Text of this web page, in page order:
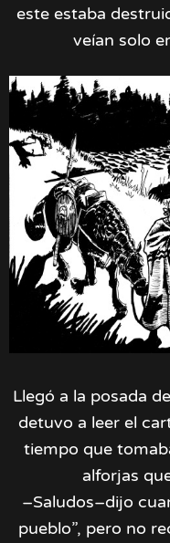
este estaba
veían solo
Llegó a la posada
detuvo a leer el
tiempo que
alforjas
–Saludos–dijo
pueblo”, pero no